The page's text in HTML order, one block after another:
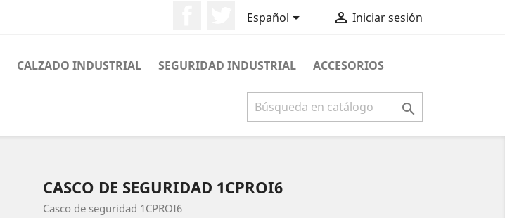
Español  Iniciar sesión
CALZADO INDUSTRIAL SEGURIDAD INDUSTRIAL ACCESORIOS

CASCO DE SEGURIDAD 1CPROI6
Casco de seguridad 1CPROI6